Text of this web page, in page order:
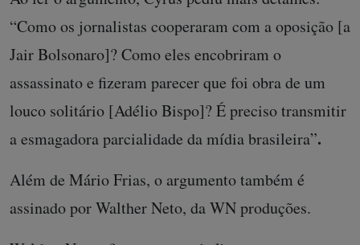
“Como os jornalistas cooperaram com a oposição [a
Jair Bolsonaro]? Como eles encobriram o
assassinato e fizeram parecer que foi obra de um
louco solitário [Adélio Bispo]? É preciso transmitir
a esmagadora parcialidade da mídia brasileira”.
Além de Mário Frias, o argumento também é
assinado por Walther Neto, da WN produções.